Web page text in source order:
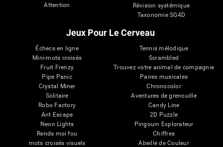
Attention
Révision systémique
Taxonomie SG4D
Jeux Pour Le Cerveau
Échecs en ligne
Mini-mots croisés
Fruit Frenzy
Pipe Panic
Crystal Miner
Solitaire
Robo Factory
Ant Escape
Neon Lights
Rends moi fou
mots croisés visuels
Tennis mélodique
Scrambled
Trouvez votre animal de compagnie
Paires musicales
Chronocolor
Aventures de grenouille
Candy Line
2D Puzzle
Pingouin Explorateur
Chiffres
Abeille de Couleur